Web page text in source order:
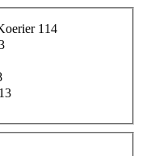
114
13